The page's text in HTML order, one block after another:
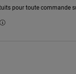
pour toute commande